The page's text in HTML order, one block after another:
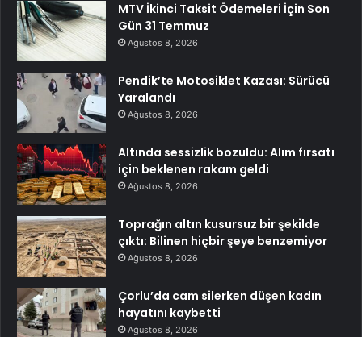
MTV İkinci Taksit Ödemeleri İçin Son
Gün 31 Temmuz
Ağustos 8, 2026
Pendik’te Motosiklet Kazası: Sürücü
Yaralandı
Ağustos 8, 2026
Altında sessizlik bozuldu: Alım fırsatı
için beklenen rakam geldi
Ağustos 8, 2026
Toprağın altın kusursuz bir şekilde
çıktı: Bilinen hiçbir şeye benzemiyor
Ağustos 8, 2026
Çorlu’da cam silerken düşen kadın
hayatını kaybetti
Ağustos 8, 2026